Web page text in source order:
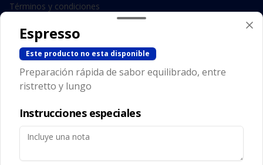
Términos y condiciones
Redes sociales
Instagram
Facebook
Mi cuenta
Espresso
Este producto no esta disponible
Preparación rápida de sabor equilibrado, entre
ristretto y lungo
Instrucciones especiales